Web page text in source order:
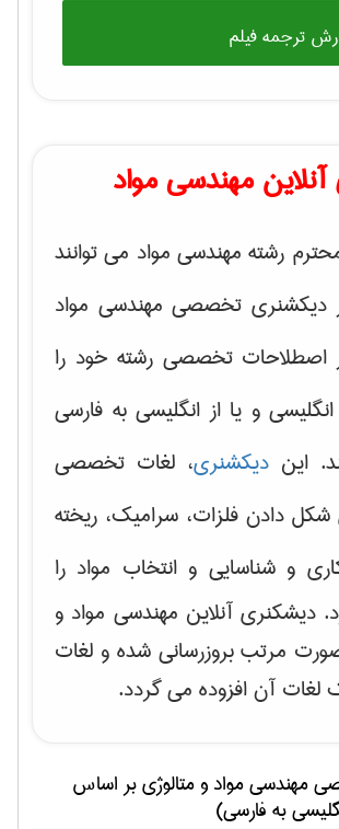
ترجمه فیلم
مهندسی مواد
رشته مهندسی مواد می توانند
دیکشنری تخصصی مهندسی مواد
اصطلاحات تخصصی رشته خود را
و یا از انگلیسی به فارسی
این دیکشنری، لغات تخصصی
شکل دادن فلزات، سرامیک، ریخته
و شناسایی و انتخاب مواد را
دیشکنری آنلاین مهندسی مواد و
مرتب بروزرسانی شده و لغات
لغات آن افزوده می گردد.
مهندسی مواد و متالوژیبر اساس
به فارسی)